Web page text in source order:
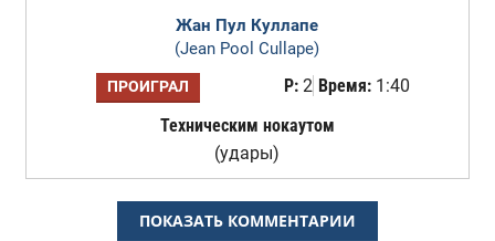
Жан Пул Куллапе
(Jean Pool Cullape)
ПРОИГРАЛ Р:2 Время:1:40
Техническим нокаутом
(удары)
ПОКАЗАТЬ КОММЕНТАРИИ